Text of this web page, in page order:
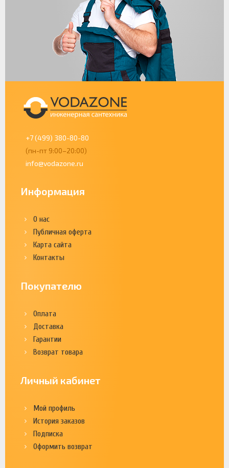
+7 (499) 380-80-80
(пн-пт 9:00–20:00)
info@vodazone.ru
Информация
О нас
Публичная оферта
Карта сайта
Контакты
Покупателю
Оплата
Доставка
Гарантии
Возврат товара
Личный кабинет
Мой профиль
История заказов
Подписка
Оформить возврат